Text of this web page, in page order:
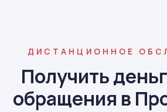
ДИСТАНЦИОННОЕ
Получить
обращения в